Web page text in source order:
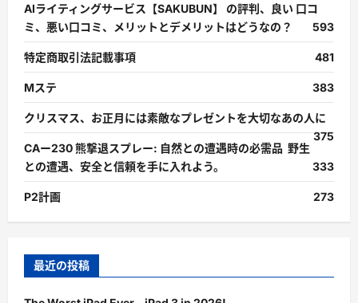
AIライティングサービス【SAKUBUN】 の評判、良い 口コ
ミ、悪い口コミ、メリットとデメリットはどうなの？
593
特定商取引法記載事項 481
Mステ 383
クリスマス、お正月には素敵なプレゼントを大切なあの人に
375
CAー230 熊撃退スプレー: 自然との遭遇時の必需品 野生
との遭遇、安全と信頼を手に入れよう。
333
P2計画 273
最近の投稿